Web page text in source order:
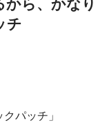
ら、かなり
チ
パッチ」